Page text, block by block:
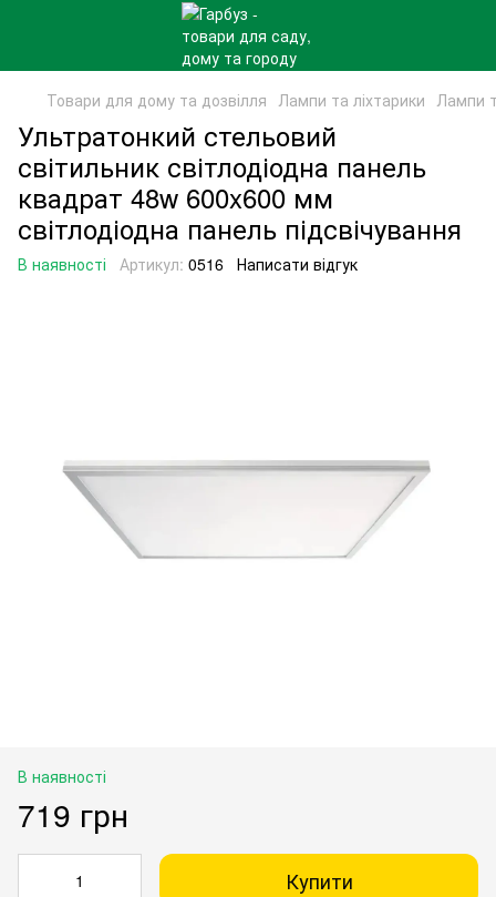
Товари для дому та дозвілля Лампи та ліхтарики Лампи
Ультратонкий стельовий
світильник світлодіодна панель
квадрат 48w 600x600 мм
світлодіодна панель підсвічування
В наявності Артикул: 0516 Написати відгук
В наявності
719 грн
Купити